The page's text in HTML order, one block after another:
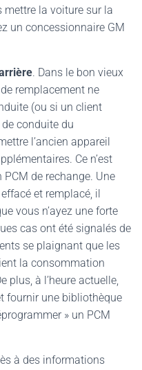
mettre la voiture sur la
un concessionnaire GM
. Dans le bon vieux
remplacement ne
(ou si un client
conduite du
l’ancien appareil
Ce n’est
de rechange. Une
et remplacé, il
vous n’ayez une forte
cas ont été signalés de
se plaignant que les
la consommation
plus, à l’heure actuelle,
fournir une bibliothèque
» un PCM
à des informations